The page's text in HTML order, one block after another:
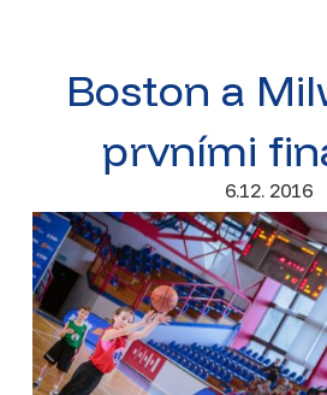
Boston a
prvními
6.12. 2016